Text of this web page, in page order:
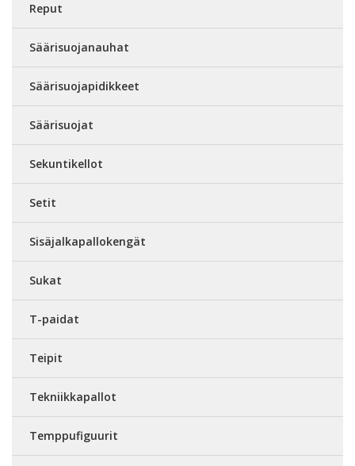
Reput
Säärisuojanauhat
Säärisuojapidikkeet
Säärisuojat
Sekuntikellot
Setit
Sisäjalkapallokengät
Sukat
T-paidat
Teipit
Tekniikkapallot
Temppufiguurit